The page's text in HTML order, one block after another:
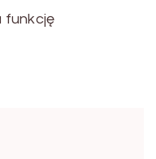
funkcję